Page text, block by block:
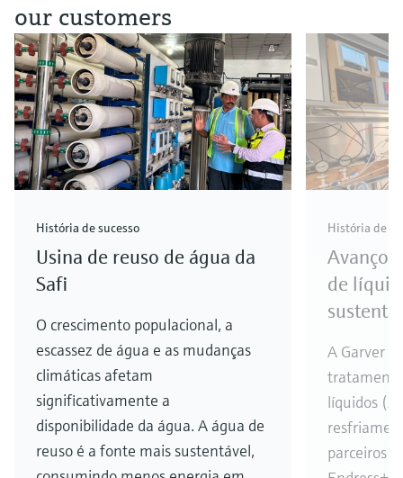
our customers
História de sucesso
Usina de reuso de água da
Safi
O crescimento populacional, a
escassez de água e as mudanças
climáticas afetam
significativamente a
disponibilidade da água. A água de
reuso é a fonte mais sustentável,
História de
Avanços
de
A Garver
líquidos
parceiros